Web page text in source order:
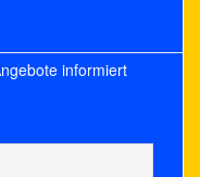
informiert